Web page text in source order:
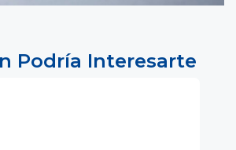
Podría Interesarte